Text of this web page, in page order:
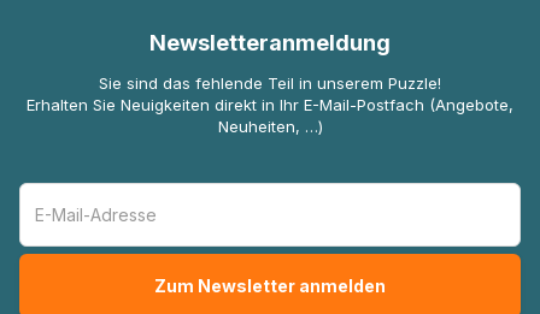
Newsletteranmeldung
Sie sind das fehlende Teil in unserem Puzzle!
Erhalten Sie Neuigkeiten direkt in Ihr E-Mail-Postfach (Angebote,
Neuheiten, …)